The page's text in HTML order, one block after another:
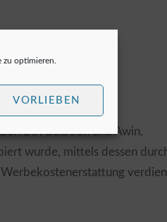
optimieren.
VORLIEBEN
EU, Belboon und Awin,
wurde, mittels dessen